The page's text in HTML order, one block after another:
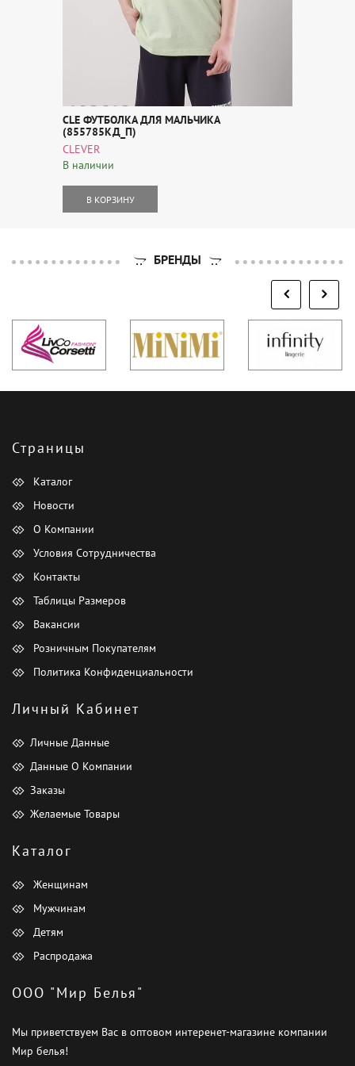
CLE ФУТБОЛКА ДЛЯ МАЛЬЧИКА
(855785КД_П)
CLEVER
В наличии
В КОРЗИНУ
БРЕНДЫ
Страницы
Каталог
Новости
О Компании
Условия Сотрудничества
Контакты
Таблицы Размеров
Вакансии
Розничным Покупателям
Политика Конфиденциальности
Личный Кабинет
Личные Данные
Данные О Компании
Заказы
Желаемые Товары
Каталог
Женщинам
Мужчинам
Детям
Распродажа
ООО "Мир Белья"
Мы приветствуем Вас в оптовом интеренет-магазине компании
Мир белья!